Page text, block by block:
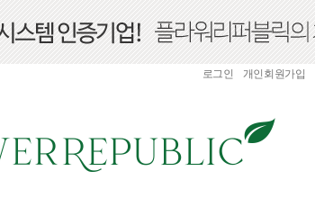
로그인 개인회원가입